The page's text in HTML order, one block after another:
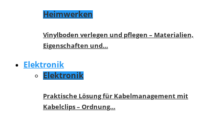
Heimwerken
Vinylboden verlegen und pflegen – Materialien,
Eigenschaften und…
Elektronik
Elektronik
Praktische Lösung für Kabelmanagement mit
Kabelclips – Ordnung…